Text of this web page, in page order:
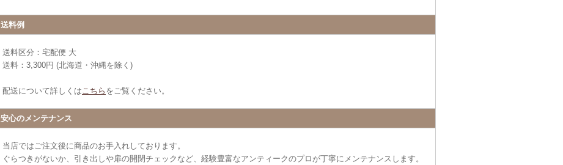
送料例
送料区分：宅配便 大
送料：3,300円 (北海道・沖縄を除く)
配送について詳しくはこちら をご覧ください。
安心のメンテナンス
当店ではご注文後に商品のお手入れしております。
ぐらつきがないか、引き出しや扉の開閉チェックなど、経験豊富なアンティークのプロが丁寧にメンテナンスします。